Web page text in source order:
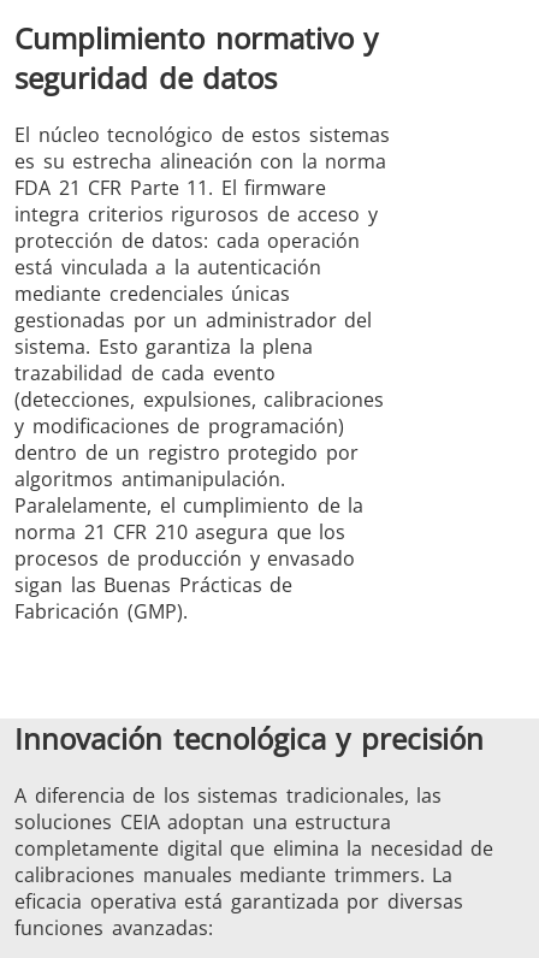
Cumplimiento normativo y
seguridad de datos
El núcleo tecnológico de estos sistemas
es su estrecha alineación con la norma
FDA 21 CFR Parte 11. El firmware
integra criterios rigurosos de acceso y
protección de datos: cada operación
está vinculada a la autenticación
mediante credenciales únicas
gestionadas por un administrador del
sistema. Esto garantiza la plena
trazabilidad de cada evento
(detecciones, expulsiones, calibraciones
y modificaciones de programación)
dentro de un registro protegido por
algoritmos antimanipulación.
Paralelamente, el cumplimiento de la
norma 21 CFR 210 asegura que los
procesos de producción y envasado
sigan las Buenas Prácticas de
Fabricación (GMP).
Innovación tecnológica y precisión
A diferencia de los sistemas tradicionales, las
soluciones CEIA adoptan una estructura
completamente digital que elimina la necesidad de
calibraciones manuales mediante trimmers. La
eficacia operativa está garantizada por diversas
funciones avanzadas: